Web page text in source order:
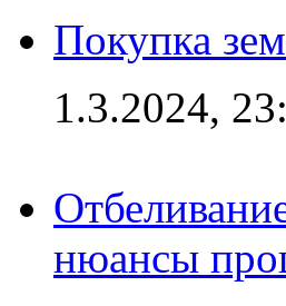
Покупка
1.3.2024,
нюансы